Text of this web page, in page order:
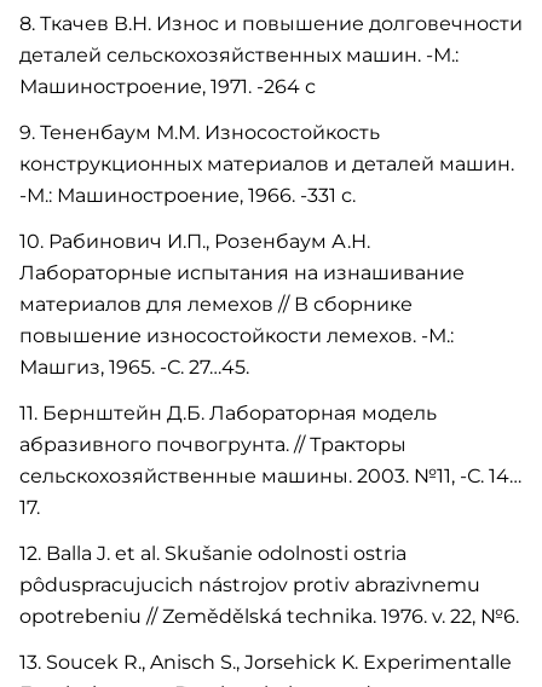
8. Ткачев В.Н. Износ и повышение долговечности
деталей сельскохозяйственных машин. -М.:
Машиностроение, 1971. -264 с
9. Тененбаум М.М. Износостойкость
конструкционных материалов и деталей машин.
-М.: Машиностроение, 1966. -331 с.
10. Рабинович И.П., Розенбаум А.Н.
Лабораторные испытания на изнашивание
материалов для лемехов // В сборнике
повышение износостойкости лемехов. -М.:
Машгиз, 1965. -С. 27…45.
11. Бернштейн Д.Б. Лабораторная модель
абразивного почвогрунта. // Тракторы
сельскохозяйственные машины. 2003. №11, -С. 14…
17.
12. Balla J. et al. Skušanie odolnosti ostria
pôduspracujucich nástrojov protiv abrazivnemu
opotrebeniu // Zemědělská technika. 1976. v. 22, №6.
13. Soucek R., Anisch S., Jorsehick K. Experimentalle